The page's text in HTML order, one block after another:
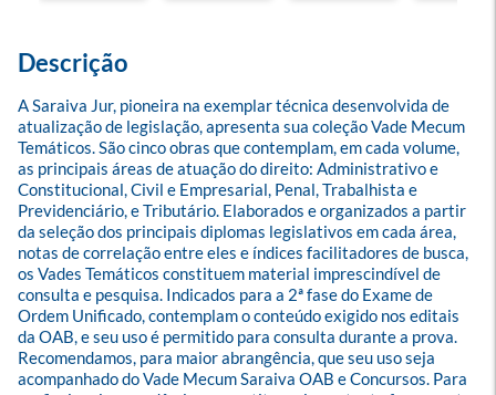
Descrição
A Saraiva Jur, pioneira na exemplar técnica desenvolvida de
atualização de legislação, apresenta sua coleção Vade Mecum
Temáticos. São cinco obras que contemplam, em cada volume,
as principais áreas de atuação do direito: Administrativo e
Constitucional, Civil e Empresarial, Penal, Trabalhista e
Previdenciário, e Tributário. Elaborados e organizados a partir
da seleção dos principais diplomas legislativos em cada área,
notas de correlação entre eles e índices facilitadores de busca,
os Vades Temáticos constituem material imprescindível de
consulta e pesquisa. Indicados para a 2ª fase do Exame de
Ordem Unificado, contemplam o conteúdo exigido nos editais
da OAB, e seu uso é permitido para consulta durante a prova.
Recomendamos, para maior abrangência, que seu uso seja
acompanhado do Vade Mecum Saraiva OAB e Concursos. Para